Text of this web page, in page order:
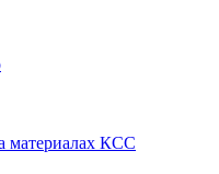
материалах КСС